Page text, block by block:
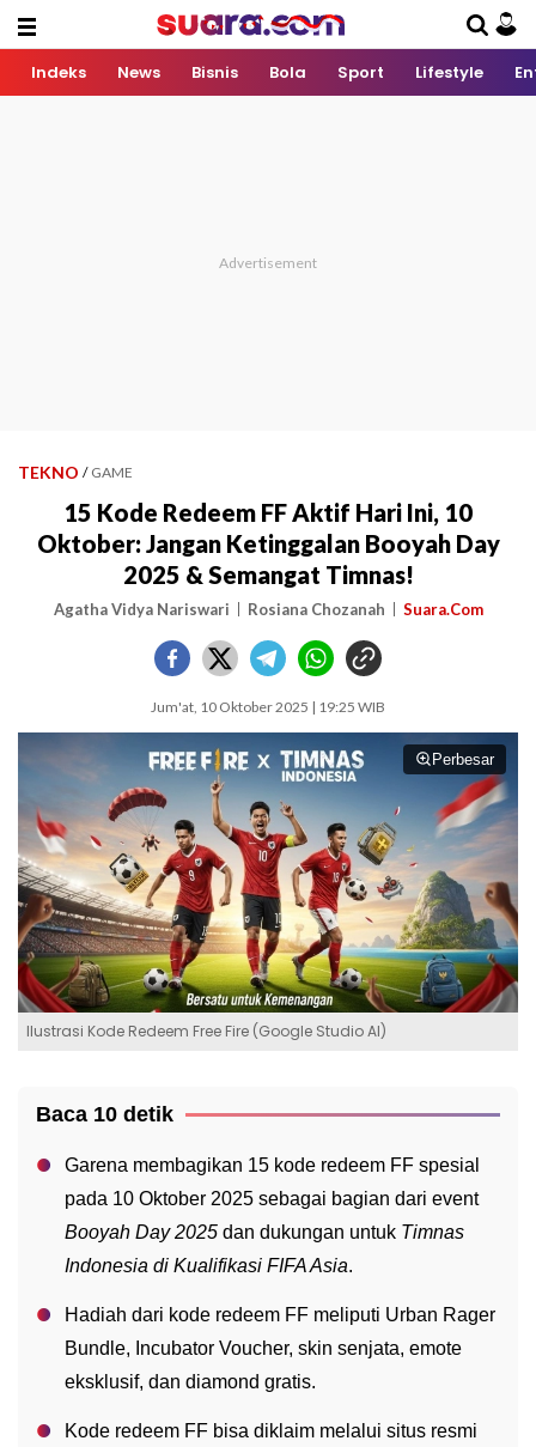
Indeks News Bisnis Bola Sport Lifestyle
TEKNO / GAME
15 Kode Redeem FF Aktif Hari Ini, 10
Oktober: Jangan Ketinggalan Booyah Day
2025 & Semangat Timnas!
Agatha Vidya Nariswari Rosiana Chozanah Suara.Com
Jum'at, 10 Oktober 2025 | 19:25 WIB
Perbesar
Ilustrasi Kode Redeem Free Fire (Google Studio AI)
Baca 10 detik
Garena membagikan 15 kode redeem FF spesial
pada 10 Oktober 2025 sebagai bagian dari event
Booyah Day 2025 dan dukungan untuk Timnas
Indonesia di Kualifikasi FIFA Asia.
Hadiah dari kode redeem FF meliputi Urban Rager
Bundle, Incubator Voucher, skin senjata, emote
eksklusif, dan diamond gratis.
Kode redeem FF bisa diklaim melalui situs resmi